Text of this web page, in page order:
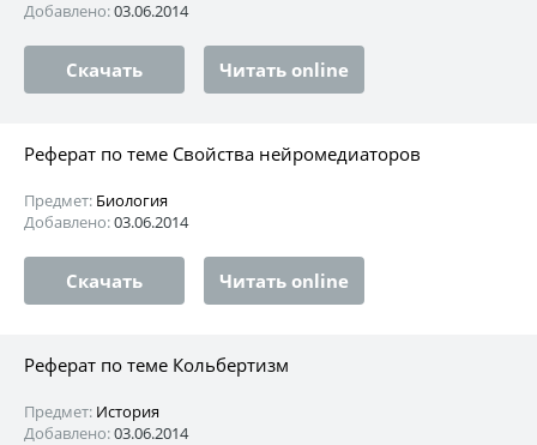
Добавлено:03.06.2014
Скачать Читать online
Реферат по теме Свойства нейромедиаторов
Предмет: Биология
Добавлено:03.06.2014
Скачать Читать online
Реферат по теме Кольбертизм
Предмет: История
Добавлено:03.06.2014